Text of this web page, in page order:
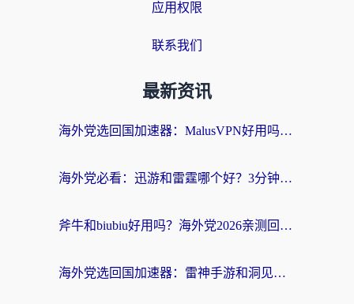
应用权限
联系我们
最新资讯
海外党选回国加速器：MalusVPN好用吗？和快帆VPN哪个好？附真实对比与避坑指南
海外党必看：迅游和雷霆哪个好？3分钟教你选对回国加速器，无缝刷国内剧玩手游
斧牛和biubiu好用吗？海外党2026亲测回国加速器指南，附番茄加速器深度体验
海外党选回国加速器：雷神手游和洞见哪个好？附iPhone免费VPN推荐及ChickCNUfunR实测